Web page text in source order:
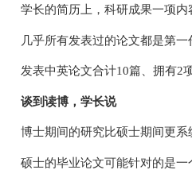
学长的简历上，科研成果一项
几乎所有发表过的论文都是第一
发表中英论文合计10篇、拥有2
谈到读博，学长说
博士期间的研究比硕士期间更
硕士的毕业论文可能针对的是